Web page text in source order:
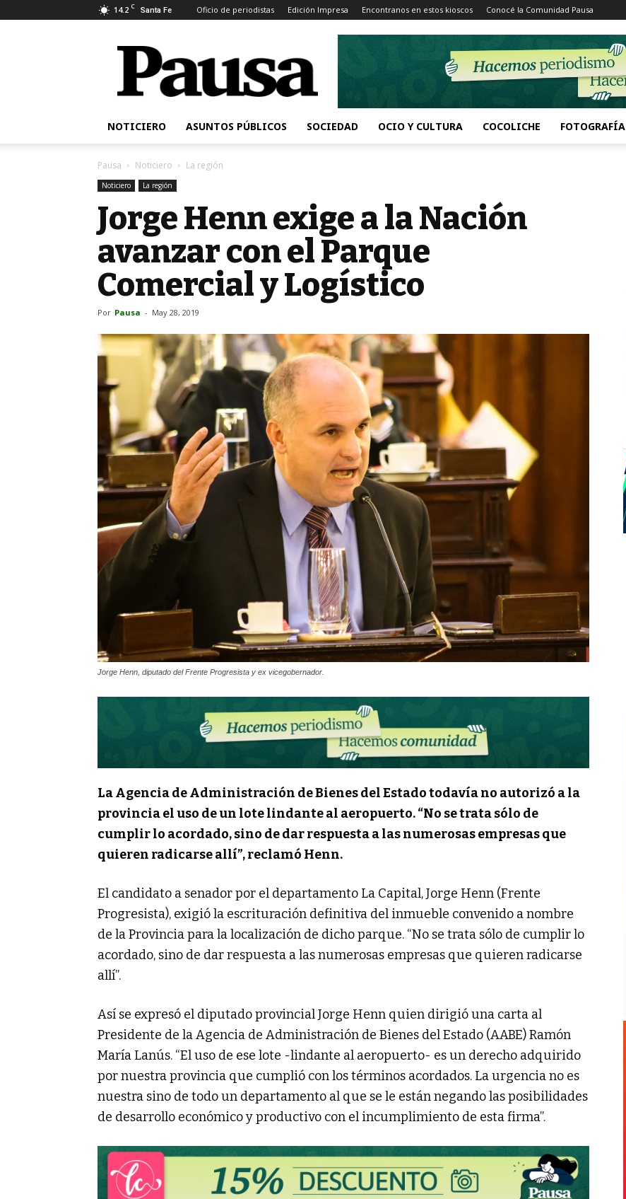
14.2 C Santa Fe Oficio de periodistas Edición Impresa Encontranos en estos kioscos Conocé la Comunidad Pausa
Pausa
NOTICIERO ASUNTOS PÚBLICOS SOCIEDAD OCIO Y CULTURA COCOLICHE FOTOGRAFÍA
Pausa Noticiero La región
Noticiero La región
Jorge Henn exige a la Nación
avanzar con el Parque
Comercial y Logístico
Por Pausa - May 28, 2019
Jorge Henn, diputado del Frente Progresista y ex vicegobernador.
La Agencia de Administración de Bienes del Estado todavía no autorizó a la
provincia el uso de un lote lindante al aeropuerto. “No se trata sólo de
cumplir lo acordado, sino de dar respuesta a las numerosas empresas que
quieren radicarse allí”, reclamó Henn.
El candidato a senador por el departamento La Capital, Jorge Henn (Frente
Progresista), exigió la escrituración definitiva del inmueble convenido a nombre
de la Provincia para la localización de dicho parque. “No se trata sólo de cumplir lo
acordado, sino de dar respuesta a las numerosas empresas que quieren radicarse
allí”.
Así se expresó el diputado provincial Jorge Henn quien dirigió una carta al
Presidente de la Agencia de Administración de Bienes del Estado (AABE) Ramón
María Lanús. “El uso de ese lote -lindante al aeropuerto- es un derecho adquirido
por nuestra provincia que cumplió con los términos acordados. La urgencia no es
nuestra sino de todo un departamento al que se le están negando las posibilidades
de desarrollo económico y productivo con el incumplimiento de esta firma”.